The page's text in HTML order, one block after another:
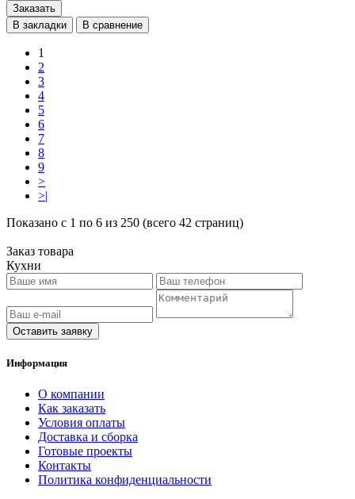
Заказать
В закладки
В сравнение
1
2
3
4
5
6
7
8
9
>
>|
Показано с 1 по 6 из 250 (всего 42 страниц)
Заказ товара
Кухни
Оставить заявку
Информация
O компании
Как заказать
Условия оплаты
Доставка и сборка
Готовые проекты
Контакты
Политика конфиденциальности